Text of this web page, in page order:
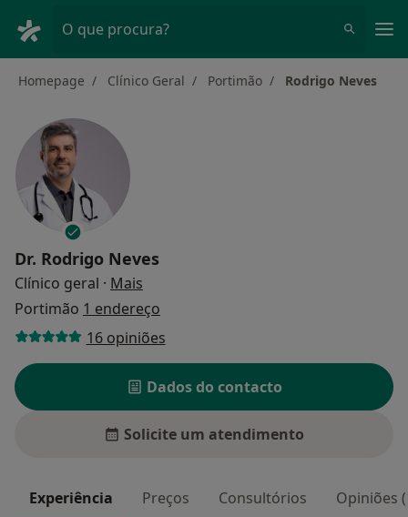
O que procura?
Homepage Clínico Geral Portimão Rodrigo Neves
Dr. Rodrigo Neves
Clínico geral · Mais
Portimão 1 endereço
16 opiniões
Dados do contacto
Solicite um atendimento
Experiência Preços Consultórios Opiniões